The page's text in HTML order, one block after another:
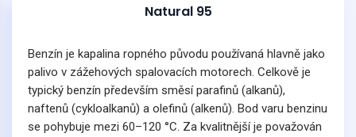
Natural 95
Benzín je kapalina ropného původu používaná hlavně jako
palivo v zážehových spalovacích motorech. Celkově je
typický benzín především směsí parafinů (alkanů),
naftenů (cykloalkanů) a olefinů (alkenů). Bod varu benzinu
se pohybuje mezi 60–120 °C. Za kvalitnější je považován